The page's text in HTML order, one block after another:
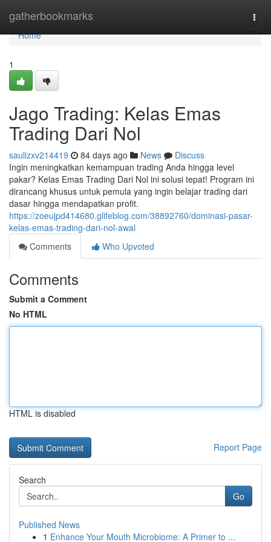
gatherbookmarks
Home
Home
1
Jago Trading: Kelas Emas
Trading Dari Nol
saulizxv214419 84 days ago News
Discuss
Ingin meningkatkan kemampuan trading Anda hingga level
pakar? Kelas Emas Trading Dari Nol ini solusi tepat! Program ini
dirancang khusus untuk pemula yang ingin belajar trading dari
dasar hingga mendapatkan profit.
https://zoeujpd414680.glifeblog.com/38892760/dominasi-pasar-
kelas-emas-trading-dari-nol-awal
Comments
Who Upvoted
Comments
Submit a Comment
No HTML
HTML is disabled
Report Page
Search
Go
Published News
1 Enhance Your Mouth Microbiome: A Primer to ...